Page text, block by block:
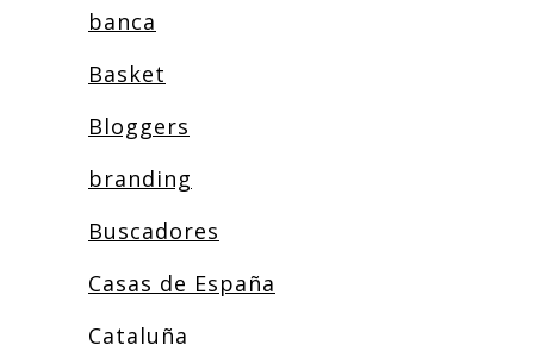
banca
Basket
Bloggers
branding
Buscadores
Casas de España
Cataluña